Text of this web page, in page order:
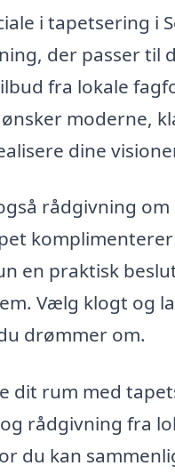
i tapetsering i
der passer til
fra lokale
moderne,
dine
rådgivning
en praktisk
Vælg klogt og
drømmer om.
dit rum med
rådgivning fra
du kan